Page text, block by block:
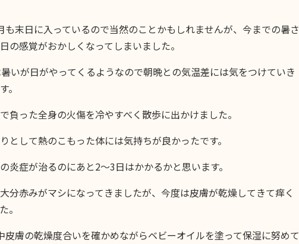
も末日に入っているので当然のことかもしれませんが、今までの暑さ
の感覚がおかしくなってしまいました。
いが日がやってくるようなので朝晩との気温差には気をつけていき
。
負った全身の火傷を冷やすべく散歩に出かけました。
として熱のこもった体には気持ちが良かったです。
炎症が治るのにあと2〜3日はかかるかと思います。
分赤みがマシになってきましたが、今度は皮膚が乾燥してきて痒く
。
皮膚の乾燥度合いを確かめながらベビーオイルを塗って保湿に努めて